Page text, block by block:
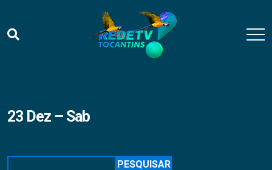
23 Dez – Sab
PESQUISAR